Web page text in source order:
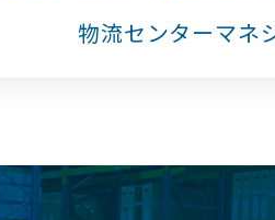
物流センターマネ